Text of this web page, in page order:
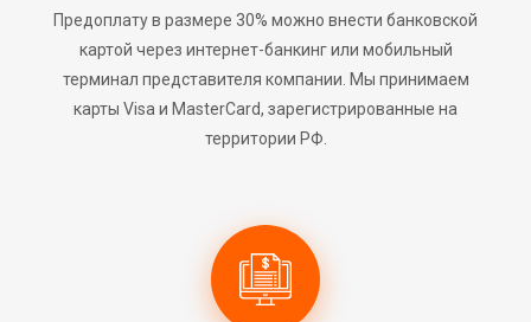
Предоплату в размере 30% можно внести банковской
картой через интернет-банкинг или мобильный
терминал представителя компании. Мы принимаем
карты Visa и MasterCard, зарегистрированные на
территории РФ.